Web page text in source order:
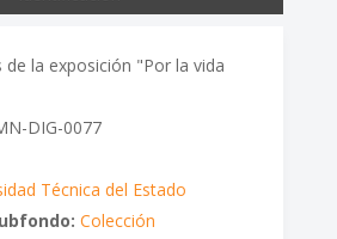
de la exposición "Por la vida
DIG-0077
Técnica del Estado
Colección